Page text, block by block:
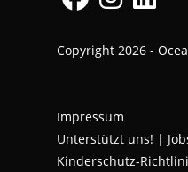
in
tab
in
tab
in
Copyright 2026 -
Impressum
Unterstützt uns! |
Kinderschutz-